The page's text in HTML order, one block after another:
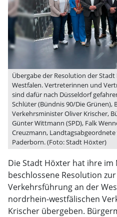
Übergabe der Resolution der
Westfalen. Vertreterinnen und
sind dafür nach Düsseldorf
Schlüter (Bündnis 90/Die Grünen),
Verkehrsminister Oliver Krischer,
Günter Wittmann (SPD), Falk
Creuzmann,
Paderborn. (Foto: Stadt Höxter)
Die Stadt Höxter hat ihre im
beschlossene Resolution
Verkehrsführung an der
nordrhein-westfälischen
Krischer übergeben.